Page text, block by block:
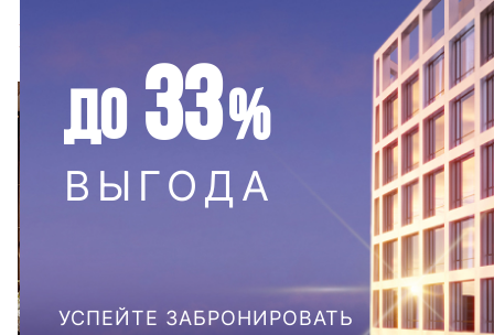
ДО 33%
ВЫГОДА
УСПЕЙТЕ ЗАБРОНИРОВАТЬ
Корпус 2.1